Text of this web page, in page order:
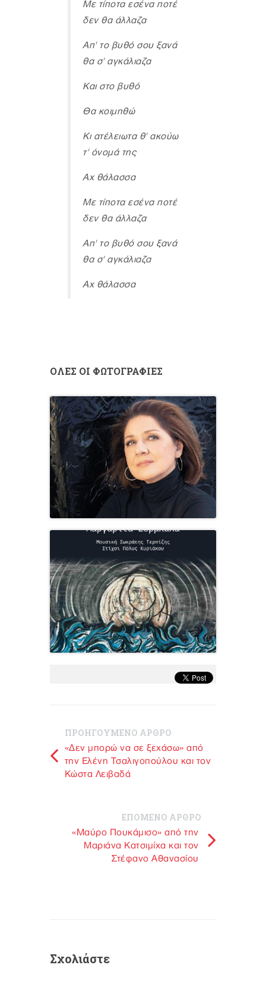
Με τίποτα εσένα ποτέ
δεν θα άλλαζα
Απ' το βυθό σου ξανά
θα σ' αγκάλιαζα
Και στο βυθό
Θα κοιμηθώ
Κι ατέλειωτα θ' ακούω
τ' όνομά της
Αχ θάλασσα
Με τίποτα εσένα ποτέ
δεν θα άλλαζα
Απ' το βυθό σου ξανά
θα σ' αγκάλιαζα
Αχ θάλασσα
ΟΛΕΣ ΟΙ ΦΩΤΟΓΡΑΦΙΕΣ
ΠΡΟΗΓΟΥΜΕΝΟ ΑΡΘΡΟ
«Δεν μπορώ να σε ξεχάσω» από
την Ελένη Τσαλιγοπούλου και τον
Κώστα Λειβαδά
ΕΠΟΜΕΝΟ ΑΡΘΡΟ
«Μαύρο Πουκάμισο» από την
Μαριάνα Κατσιμίχα και τον
Στέφανο Αθανασίου
Σχολιάστε